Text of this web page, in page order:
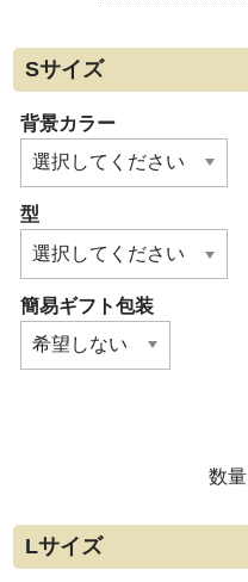
Sサイズ
背景カラー
型
簡易ギフト包装
数量
Lサイズ